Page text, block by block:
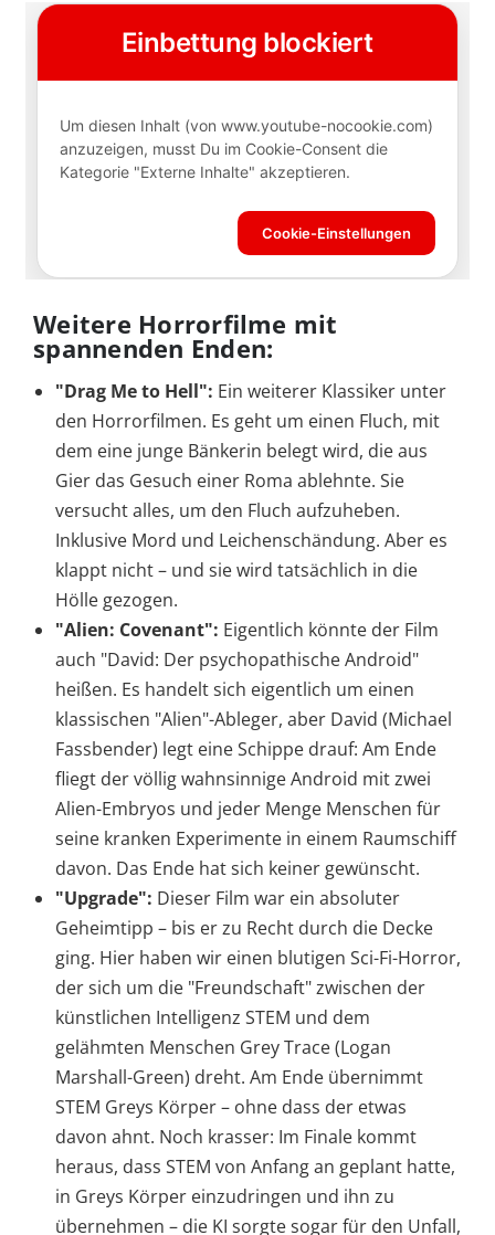
Weitere Horrorfilme mit
spannenden Enden:
"Drag Me to Hell": Ein weiterer Klassiker unter
den Horrorfilmen. Es geht um einen Fluch, mit
dem eine junge Bänkerin belegt wird, die aus
Gier das Gesuch einer Roma ablehnte. Sie
versucht alles, um den Fluch aufzuheben.
Inklusive Mord und Leichenschändung. Aber es
klappt nicht – und sie wird tatsächlich in die
Hölle gezogen.
"Alien: Covenant": Eigentlich könnte der Film
auch "David: Der psychopathische Android"
heißen. Es handelt sich eigentlich um einen
klassischen "Alien"-Ableger, aber David (Michael
Fassbender) legt eine Schippe drauf: Am Ende
fliegt der völlig wahnsinnige Android mit zwei
Alien-Embryos und jeder Menge Menschen für
seine kranken Experimente in einem Raumschiff
davon. Das Ende hat sich keiner gewünscht.
"Upgrade": Dieser Film war ein absoluter
Geheimtipp – bis er zu Recht durch die Decke
ging. Hier haben wir einen blutigen Sci-Fi-Horror,
der sich um die "Freundschaft" zwischen der
künstlichen Intelligenz STEM und dem
gelähmten Menschen Grey Trace (Logan
Marshall-Green) dreht. Am Ende übernimmt
STEM Greys Körper – ohne dass der etwas
davon ahnt. Noch krasser: Im Finale kommt
heraus, dass STEM von Anfang an geplant hatte,
in Greys Körper einzudringen und ihn zu
übernehmen – die KI sorgte sogar für den Unfall,